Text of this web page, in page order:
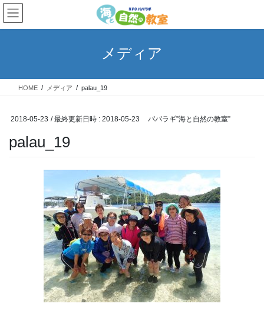
コ
ン
テ
ス
ナ
ビ
ゲ
ン
メディア
HOME メディア palau_19
2018-05-23 / 最終更新日時 : 2018-05-23 パパラギ”海と自然の教室”
palau_19